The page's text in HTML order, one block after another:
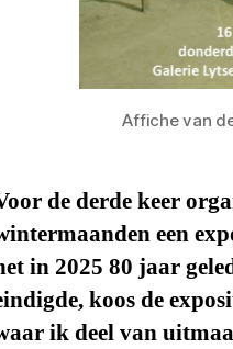
Affiche van
de derde keer
een
in 2025 80 jaar
koos de
ik deel van